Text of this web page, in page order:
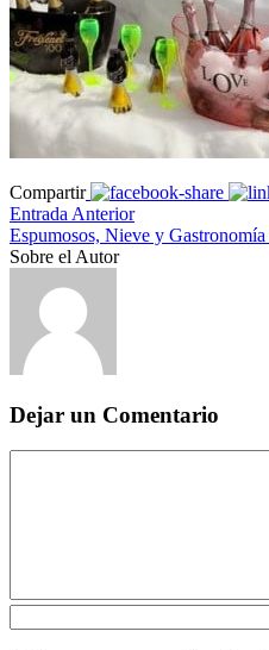
Compartir
Entrada Anterior
Espumosos, Nieve y
Sobre el Autor
Dejar un Comentario